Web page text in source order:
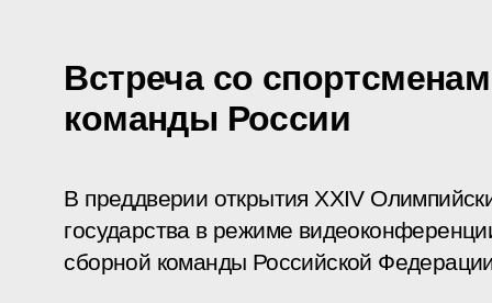
Встреча со
команды России
В преддверии открытия XXIV
государства в режиме
сборной команды Российской